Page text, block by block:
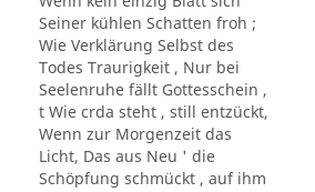
Seiner kühlen Schatten froh ;
Wie Verklärung Selbst des
Todes Traurigkeit , Nur bei
Seelenruhe fällt Gottesschein ,
t Wie crda steht , still entzückt,
Wenn zur Morgenzeit das
Licht, Das aus Neu ' die
Schöpfung schmückt , auf ihm